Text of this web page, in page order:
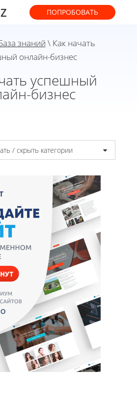
ПОПРОБОВАТЬ
знаний \ Как начать
онлайн-бизнес
успешный
бизнес
/ скрыть категории